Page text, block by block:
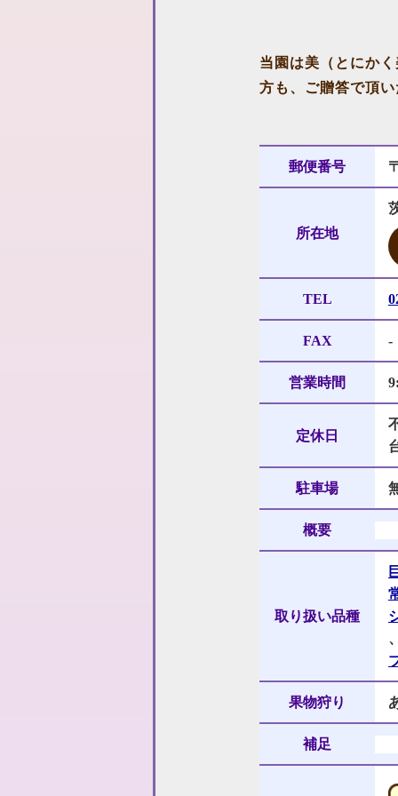
当園は美（とにか
方も、ご贈答で頂
郵便番号
所在地
TEL
FAX -
営業時間
定休日
駐車場
概要
取り扱い品種
果物狩り
補足